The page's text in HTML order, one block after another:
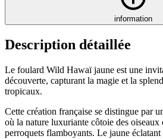
information
Description détaillée
Le foulard Wild Hawaï jaune est une
découverte, capturant la magie et la
tropicaux.
Cette création française se distingue par
où la nature luxuriante côtoie des oiseaux
perroquets flamboyants. Le jaune